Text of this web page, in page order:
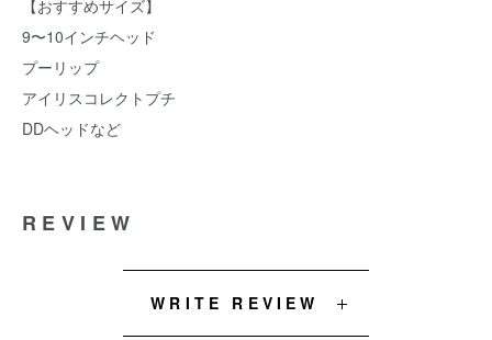
【おすすめサイズ】
9〜10インチヘッド
プーリップ
アイリスコレクトプチ
DDヘッドなど
REVIEW
WRITE REVIEW